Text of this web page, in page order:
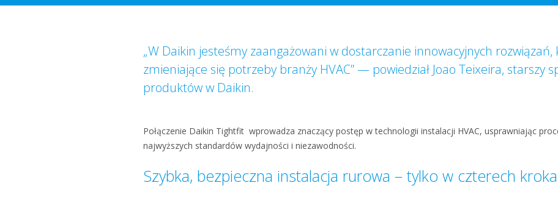
„W Daikin jesteśmy zaangażowani w dostarczanie innowacyjnych
zmieniające się potrzeby branży HVAC” — powiedział Joao Teixeira, starszy
produktów w Daikin.
Połączenie Daikin Tightfit wprowadza znaczący postęp w technologii instalacji HVAC, usprawniając
najwyższych standardów wydajności i niezawodności.
Szybka, bezpieczna instalacja rurowa – tylko w czterech